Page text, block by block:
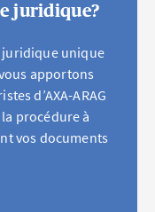
juridique?
juridique unique
apportons
d’AXA-ARAG
procédure à
vos documents